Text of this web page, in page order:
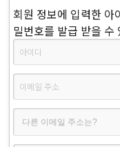
회원 정보에 입력한
밀번호를 발급 받을 수